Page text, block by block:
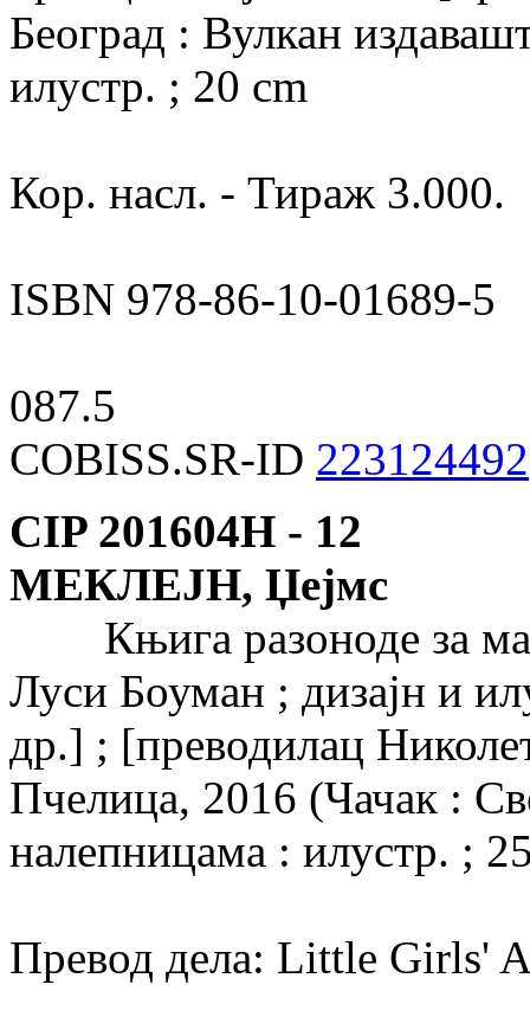
Београд : Вулкан
илустр. ; 20 cm
Кор. насл. - Тираж 3.000.
ISBN 978-86-10-01689-5
087.5
COBISS.SR-ID 223124492
CIP 201604Н - 12
МЕКЛЕЈН, Џејмс
Књига разоноде за
Луси Боуман ; дизајн и
др.] ; [преводилац
Пчелица, 2016 (Чачак :
налепницама : илустр. ;
Превод дела: Little Girls'